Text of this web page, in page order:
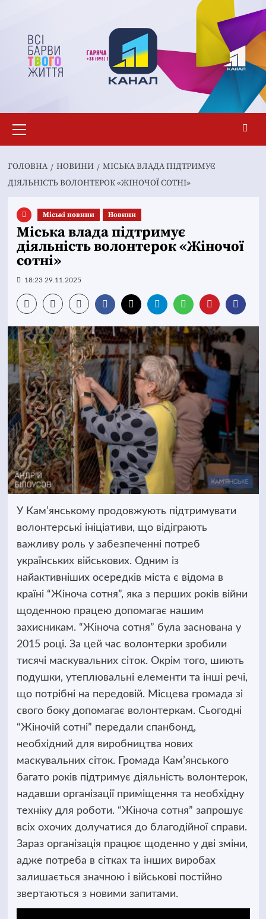
вмісту
меню
ГОЛОВНА НОВИНИ
МІСЬКА ВЛАДА ПІДТРИМУЄ
ДІЯЛЬНІСТЬ ВОЛОНТЕРОК «ЖІНОЧОЇ СОТНІ»
Mіські новини Новини
Міська влада підтримує
діяльність волонтерок «Жіночої
сотні»
18:23 29.11.2025
У Кам’янському продовжують підтримувати
волонтерські ініціативи, що відіграють
важливу роль у забезпеченні потреб
українських військових. Одним із
найактивніших осередків міста є відома в
країні “Жіноча сотня”, яка з перших років війни
щоденною працею допомагає нашим
захисникам. “Жіноча сотня” була заснована у
2015 році. За цей час волонтерки зробили
тисячі маскувальних сіток. Окрім того, шиють
подушки, утеплювальні елементи та інші речі,
що потрібні на передовій. Місцева громада зі
свого боку допомагає волонтеркам. Сьогодні
“Жіночій сотні” передали спанбонд,
необхідний для виробництва нових
маскувальних сіток. Громада Кам’янського
багато років підтримує діяльність волонтерок,
надавши організації приміщення та необхідну
техніку для роботи. “Жіноча сотня” запрошує
всіх охочих долучатися до благодійної справи.
Зараз організація працює щоденно у дві зміни,
адже потреба в сітках та інших виробах
залишається значною і військові постійно
звертаються з новими запитами.